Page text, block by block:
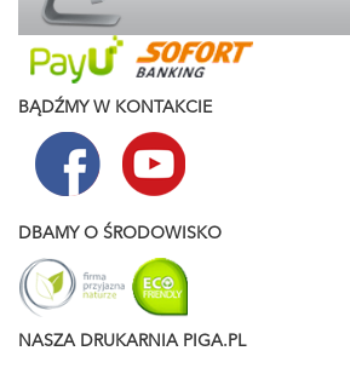
BĄDŹMY W KONTAKCIE
DBAMY O ŚRODOWISKO
NASZA DRUKARNIA PIGA.PL